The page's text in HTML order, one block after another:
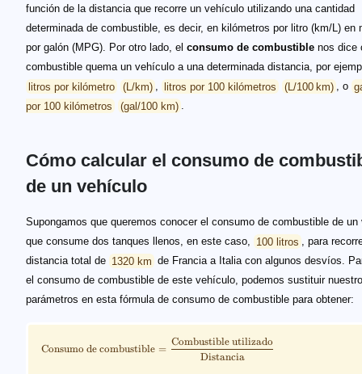
función de la distancia que recorre un vehículo utilizando una cantidad
determinada de combustible, es decir, en kilómetros por litro (km/L) en
por galón (MPG). Por otro lado, el consumo de combustible nos dice
combustible quema un vehículo a una determinada distancia, por
litros por kilómetro
(L/km) , litros por 100 kilómetros (L/100 km) , o
por 100 kilómetros
(gal/100 km) .
Cómo calcular el consumo de
de un vehículo
Supongamos que queremos conocer el consumo de combustible de un
que consume dos tanques llenos, en este caso, 100 litros , para
distancia total de 1320 km de Francia a Italia con algunos desvíos.
el consumo de combustible de este vehículo, podemos sustituir
parámetros en esta fórmula de consumo de combustible para obtener:
\scriptsize \begin{align*} \text{Consumo de
Consumo de combustible =
Distancia
Combustible utilizado
100 \text{ km}/100 \text{ km}
\scriptsize \begin{align*} \text{Consumo de
\text{Combustible utilizado}
\text{Consumo de combustible}
\text{gal/km}
{\text{Consumo de combustible} =